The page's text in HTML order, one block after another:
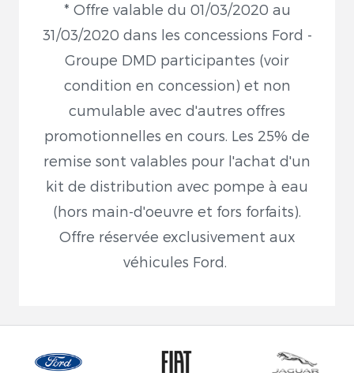
* Offre valable du 01/03/2020 au
31/03/2020 dans les concessions Ford -
Groupe DMD participantes (voir
condition en concession) et non
cumulable avec d'autres offres
promotionnelles en cours. Les 25% de
remise sont valables pour l'achat d'un
kit de distribution avec pompe à eau
(hors main-d'oeuvre et fors forfaits).
Offre réservée exclusivement aux
véhicules Ford.